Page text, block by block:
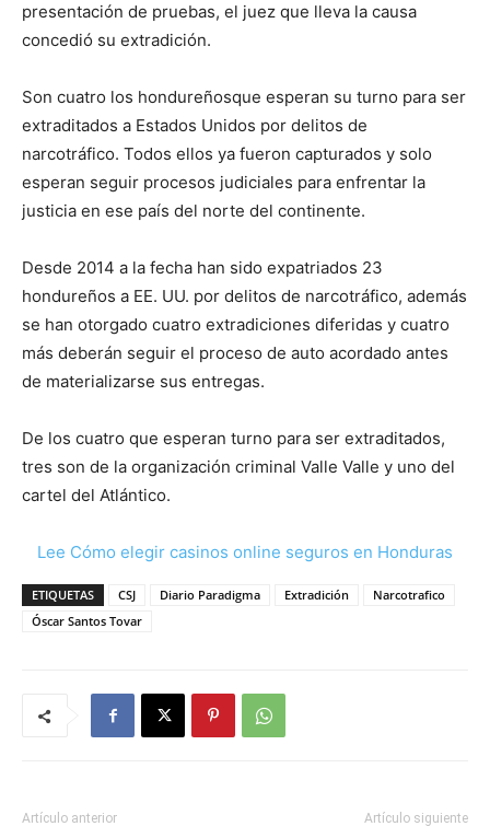
presentación de pruebas, el juez que lleva la causa
concedió su extradición.
Son cuatro los hondureñosque esperan su turno para ser
extraditados a Estados Unidos por delitos de
narcotráfico. Todos ellos ya fueron capturados y solo
esperan seguir procesos judiciales para enfrentar la
justicia en ese país del norte del continente.
Desde 2014 a la fecha han sido expatriados 23
hondureños a EE. UU. por delitos de narcotráfico, además
se han otorgado cuatro extradiciones diferidas y cuatro
más deberán seguir el proceso de auto acordado antes
de materializarse sus entregas.
De los cuatro que esperan turno para ser extraditados,
tres son de la organización criminal Valle Valle y uno del
cartel del Atlántico.
Lee Cómo elegir casinos online seguros en Honduras
ETIQUETAS CSJ Diario Paradigma Extradición
Narcotrafico
Óscar Santos Tovar
Artículo anterior Artículo siguiente